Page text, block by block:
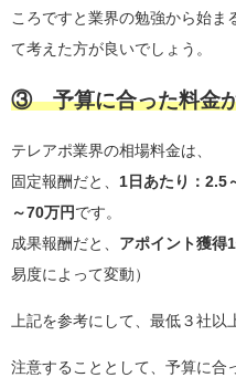
ころですと業界の勉強から始ま
て考えた方が良いでしょう。
③ 予算に合った料金
テレアポ業界の相場料金は、
固定報酬だと、 1日あたり：2.5
～70万円 です。
成果報酬だと、 アポイント獲得
易度によって変動）
上記を参考にして、最低３社以
注意することとして、予算に合